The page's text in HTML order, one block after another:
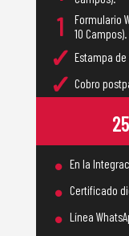
1
Formulario
10 Campos).
✓ Estampa
✓ Cobro
• En la
• Certificado
• Línea